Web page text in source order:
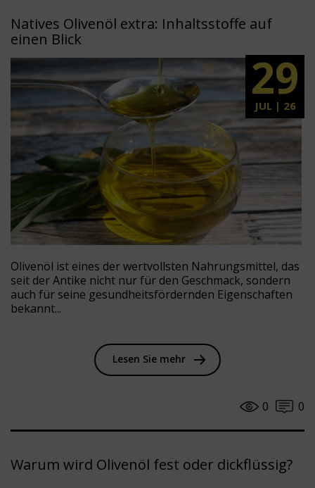
Natives Olivenöl extra: Inhaltsstoffe auf
einen Blick
29
JUL | 26
Olivenöl ist eines der wertvollsten Nahrungsmittel, das
seit der Antike nicht nur für den Geschmack, sondern
auch für seine gesundheitsfördernden Eigenschaften
bekannt...
Lesen Sie mehr
0
0
Warum wird Olivenöl fest oder dickflüssig?